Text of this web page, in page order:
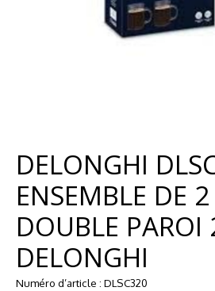
DELONGHI
ENSEMBLE DE 2
DOUBLE
DELONGHI
Numéro d’article : DLSC320